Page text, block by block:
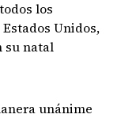
los
Unidos,
su natal
unánime